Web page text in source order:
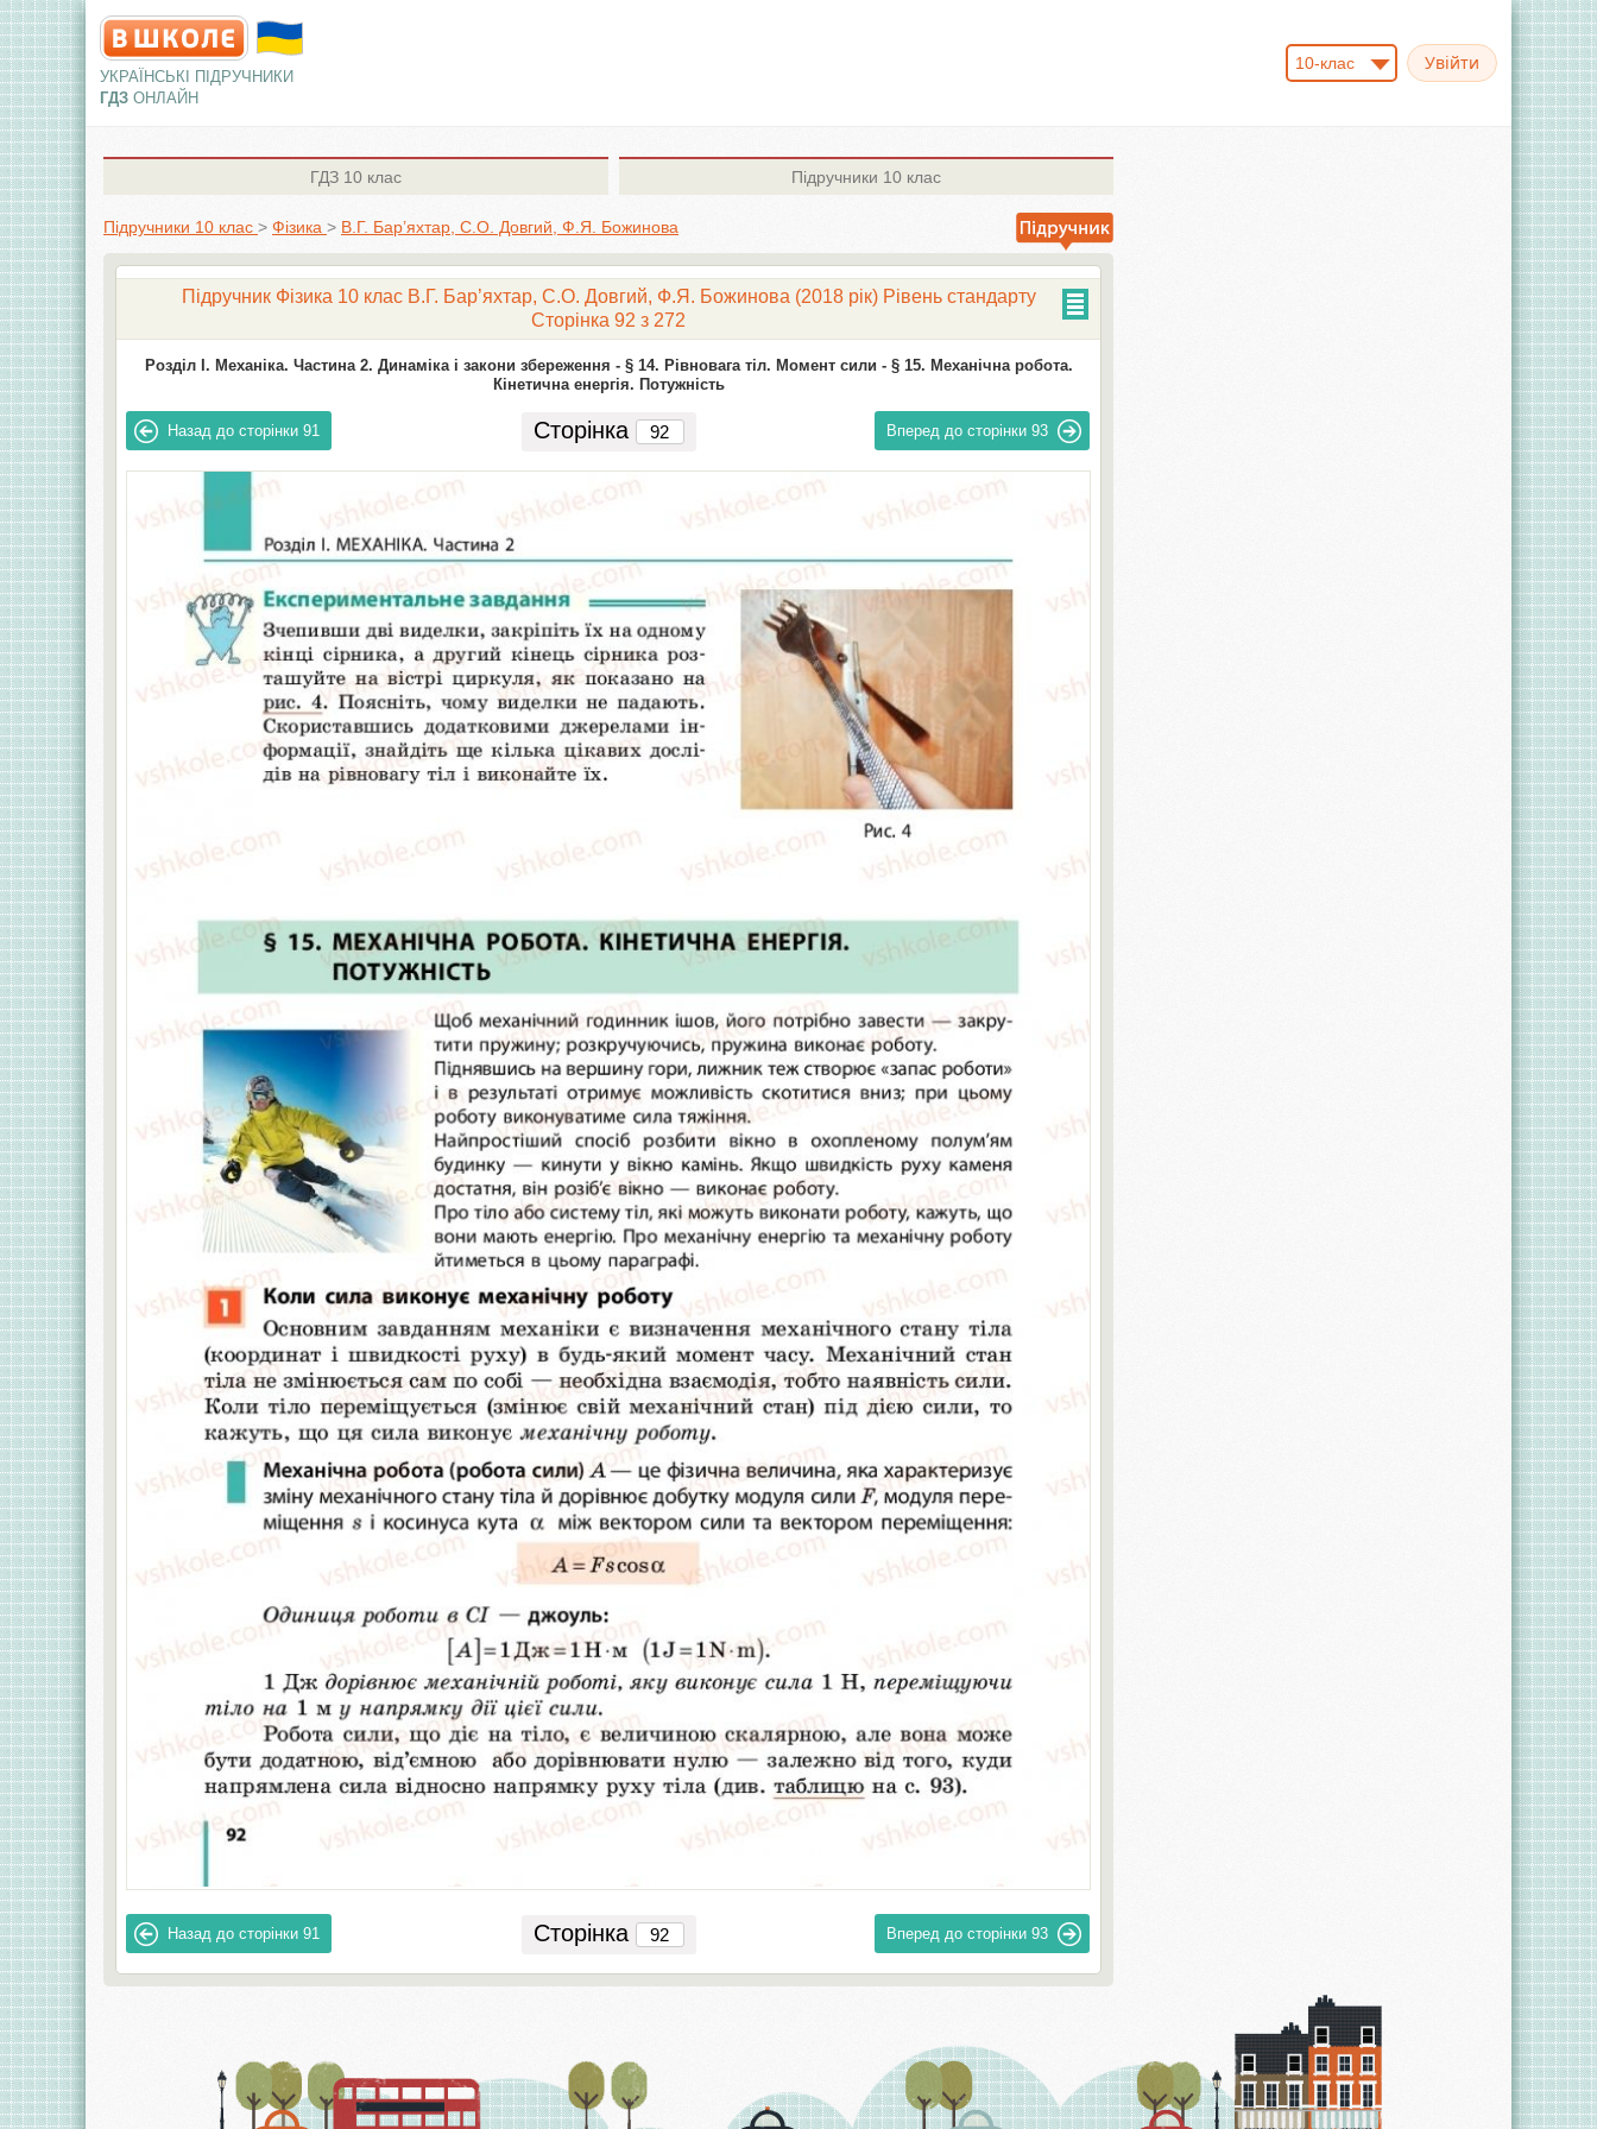
УКРАЇНСЬКІ ПІДРУЧНИКИ
ГДЗ ОНЛАЙН
10-клас
ГДЗ 10 клас Підручники 10 клас
Підручники 10 клас > Фізика > В.Г. Бар’яхтар, С.О. Довгий, Ф.Я. Божинова
Підручник Фізика 10 клас В.Г. Бар’яхтар, С.О. Довгий, Ф.Я. Божинова (2018 рік) Рівень стандарту
Сторінка 92 з 272
Розділ I. Механіка. Частина 2. Динаміка і закони збереження - § 14. Рівновага тіл. Момент сили - § 15. Механічна робота.
Кінетична енергія. Потужність
Назад до сторінки 91 Сторінка Вперед до сторінки 93
Назад до сторінки 91 Сторінка Вперед до сторінки 93